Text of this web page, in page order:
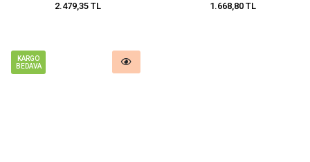
2.479,35 TL 1.668,80 TL
KARGO
BEDAVA